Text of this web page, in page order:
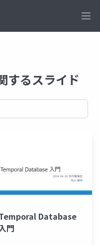
するスライド
mysql
Database
門